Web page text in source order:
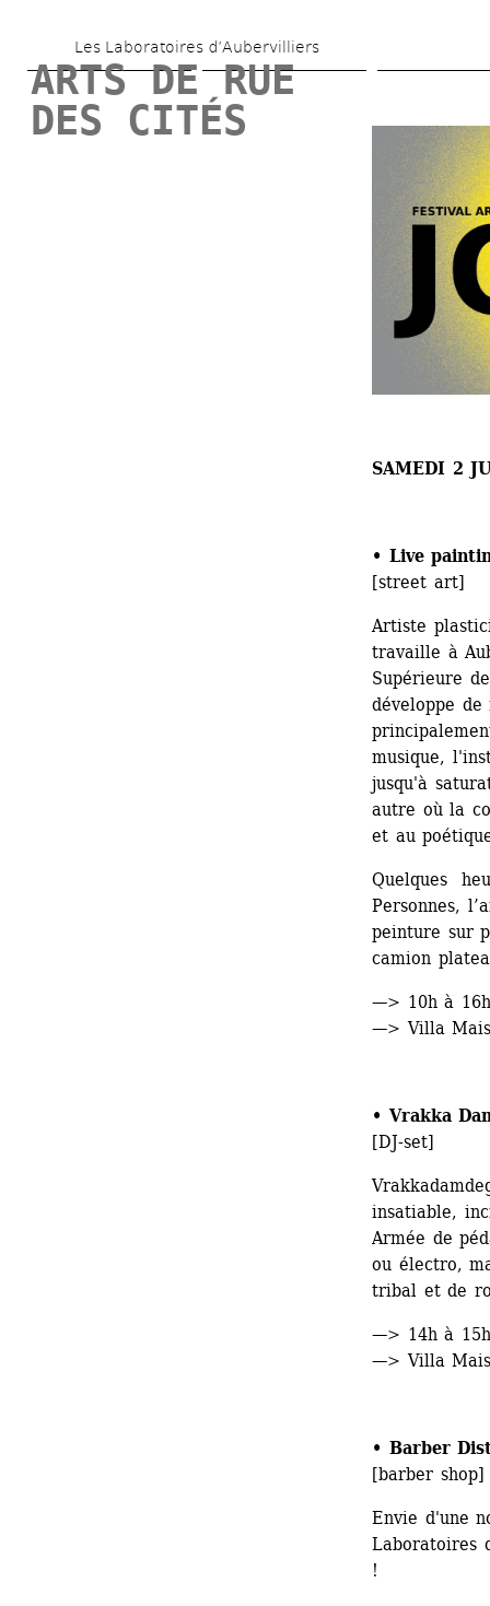
au
contenu
principal
Les Laboratoires d’Aubervilliers
ARTS DE RUE
DES CITÉS
SAMEDI 2
• Live
[street art]
Artiste
travaille à
Supérieure
développe
musique,
jusqu'à
autre où la
et au
Quelques
Personnes,
peinture sur
camion
—> 10h à 16h
—> Villa
• Vrakka
[DJ-set]
insatiable,
Armée de
ou électro,
tribal et de
—> 14h à
—> Villa
• Barber
[barber shop]
Envie d'une
Laboratoires
!